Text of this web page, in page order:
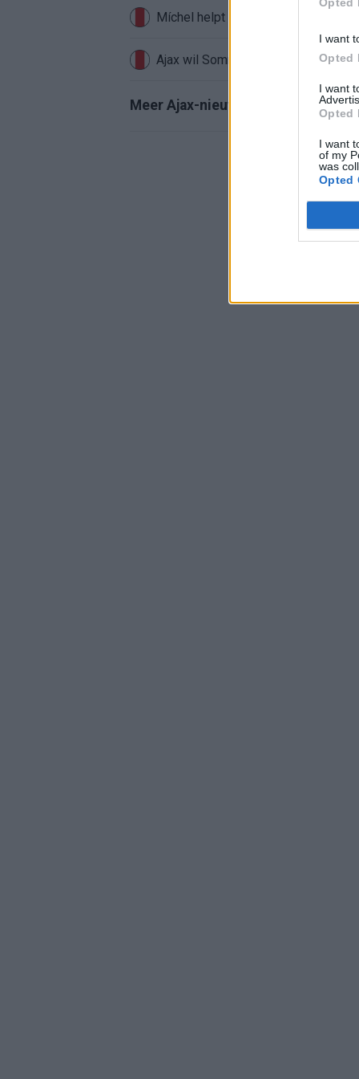
I want
Opted
I want
Opted
I want
of my
was
Opted
Míchel helpt Ajax aan topkeeper:
Ajax wil Sommer, maar Club Brugge
Meer Ajax-nieuws